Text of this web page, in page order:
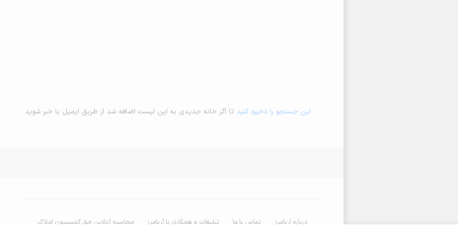
این جستجو را ذخیره کنید تا اگر خانه جدیدی به این لیست اضافه شد از طریق ایمیل با خبر شوید
درباره آریامرز تماس با ما تبلیغات و همکاری با آریامرز محاسبه آنلاین حق کمیسیون املاک